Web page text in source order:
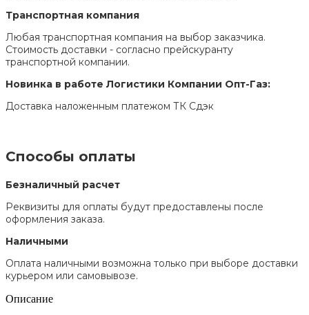
Транспортная компания
Любая транспортная компания на выбор заказчика.
Стоимость доставки - согласно прейскуранту
транспортной компании.
Новинка в работе Логистики Компании Опт-Газ:
Доставка наложенным платежом ТК Сдэк
Способы оплаты
Безналичный расчет
Реквизиты для оплаты будут предоставлены после
оформления заказа.
Наличными
Оплата наличными возможна только при выборе доставки
курьером или самовывозе.
Описание